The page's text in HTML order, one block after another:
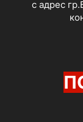
с адрес